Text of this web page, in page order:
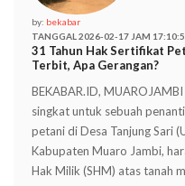
by: bekabar
TANGGAL 2026-02-17 JAM
31 Tahun Hak Sertifikat
Terbit, Apa Gerangan?
BEKABAR.ID,
singkat untuk sebuah
petani di Desa Tanjung Sari
Kabupaten Muaro Jambi,
Hak Milik (SHM) atas tanah